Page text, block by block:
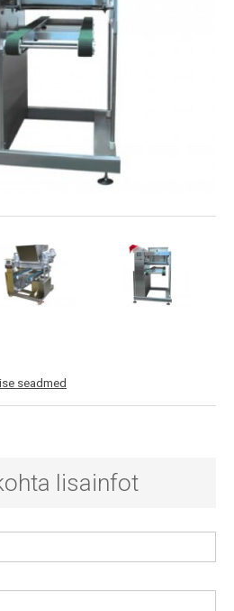
seadmed
lisainfot